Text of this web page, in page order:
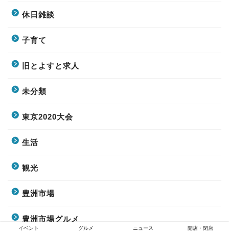
休日雑談
子育て
旧とよすと求人
未分類
東京2020大会
生活
観光
豊洲市場
豊洲市場グルメ
イベント グルメ ニュース 開店・閉店